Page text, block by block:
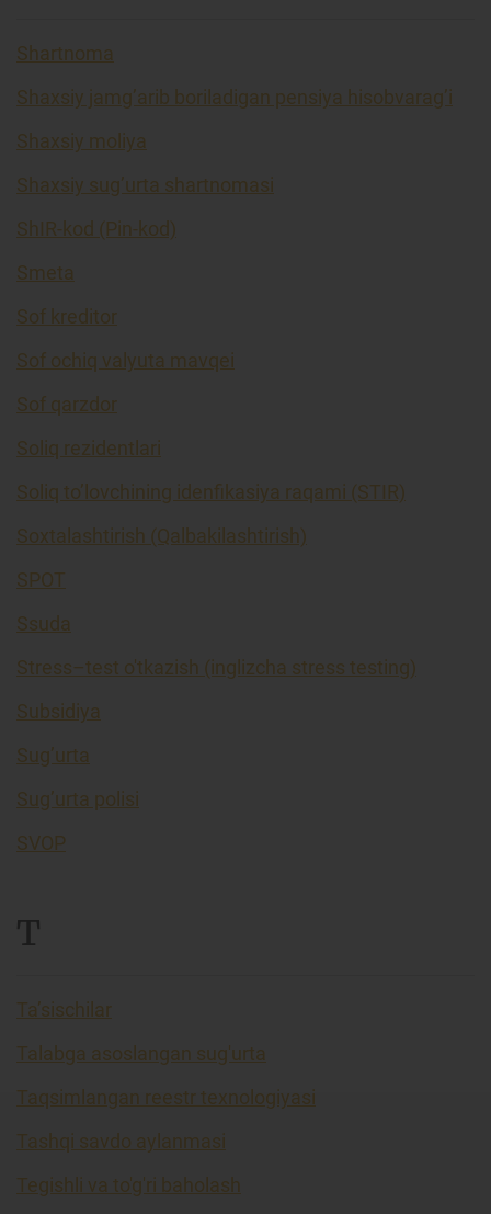
Shartnoma
Shaxsiy jamg’arib boriladigan pensiya hisobvarag’i
Shaxsiy moliya
Shaxsiy sug’urta shartnomasi
ShIR-kod (Pin-kod)
Smeta
Sof kreditor
Sof ochiq valyuta mavqei
Sof qarzdor
Soliq rezidentlari
Soliq to’lovchining idenfikasiya raqami (STIR)
Soxtalashtirish (Qalbakilashtirish)
SPOT
Ssuda
Stress–test o'tkazish (inglizcha stress testing)
Subsidiya
Sug’urta
Sug’urta polisi
SVOP
T
Ta’sischilar
Talabga asoslangan sug'urta
Taqsimlangan reestr texnologiyasi
Tashqi savdo aylanmasi
Tegishli va to'g'ri baholash